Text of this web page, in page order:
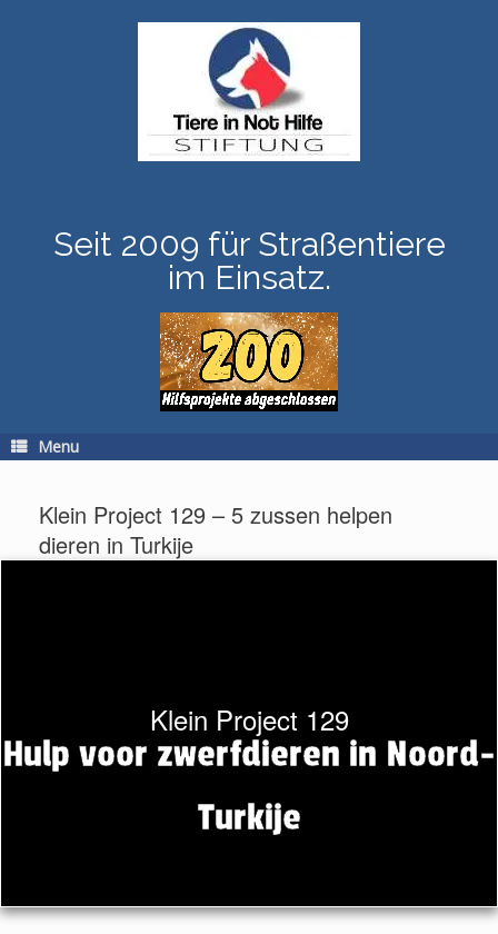
Seit 2009 für Straßentiere
im Einsatz.
Menu
Klein Project 129 – 5 zussen helpen
dieren in Turkije
Klein Project 129
Hulp voor zwerfdieren in Noord-
Turkije